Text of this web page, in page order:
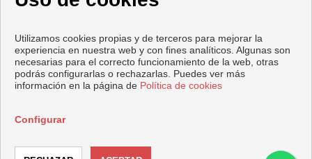
Desarrollado por
Utilizamos cookies propias y de terceros para mejorar la
experiencia en nuestra web y con fines analíticos. Algunas son
necesarias para el correcto funcionamiento de la web, otras
podrás configurarlas o rechazarlas. Puedes ver más
información en la página de Política de cookies
Configurar